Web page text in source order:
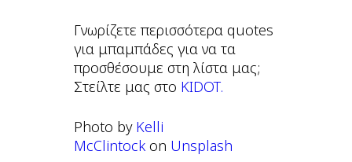
Γνωρίζετε περισσότερα quotes
για μπαμπάδες για να τα
προσθέσουμε στη λίστα μας;
Στείλτε μας στο KIDOT.
Photo by Kelli
McClintock on Unsplash